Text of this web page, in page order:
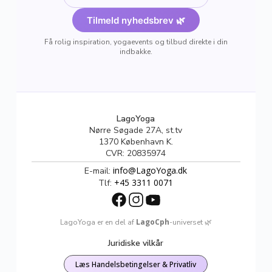
Tilmeld nyhedsbrev 🌿
Få rolig inspiration, yogaevents og tilbud direkte i din
indbakke.
LagoYoga
Nørre Søgade 27A, st.tv
1370 København K.
CVR: 20835974
E-mail:info@LagoYoga.dk
Tlf: +45 3311 0071
LagoYoga er en del af LagoCph-universet 🌿
Juridiske vilkår
Læs Handelsbetingelser & Privatliv